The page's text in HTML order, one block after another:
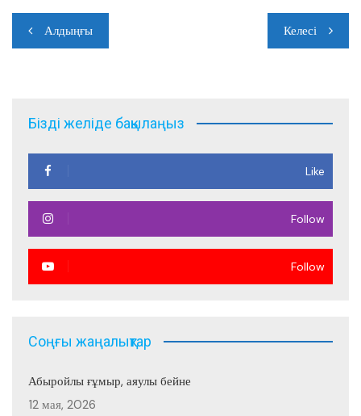
k
Навигация
по
Алдыңғы Келесі
Бізді желіде бақылаңыз
Like
Follow
Follow
Соңғы жаңалықтар
Абыройлы ғұмыр, аяулы бейне
12 мая, 2026